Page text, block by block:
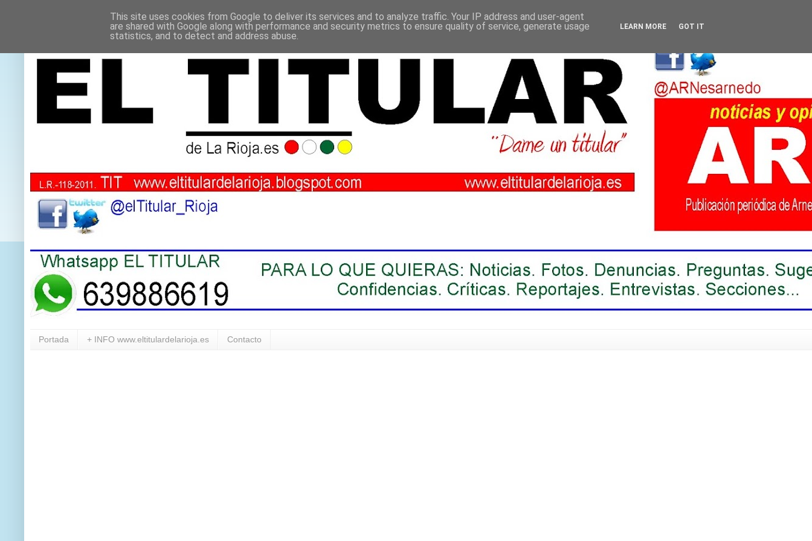
Portada + INFO www.eltitulardelarioja.es Contacto
This site uses cookies from Google to deliver its services and to analyze traffic. Your IP address and user-agent
are shared with Google along with performance and security metrics to ensure quality of service, generate usage
statistics, and to detect and address abuse.
LEARN MORE GOT IT